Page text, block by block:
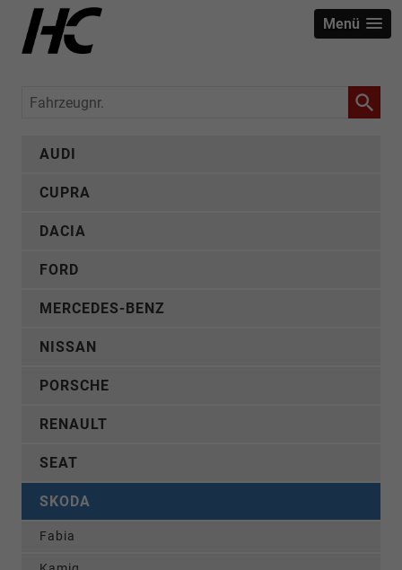
Menü
Fahrzeugnr.
AUDI
CUPRA
DACIA
FORD
MERCEDES-BENZ
NISSAN
PORSCHE
RENAULT
SEAT
SKODA
Fabia